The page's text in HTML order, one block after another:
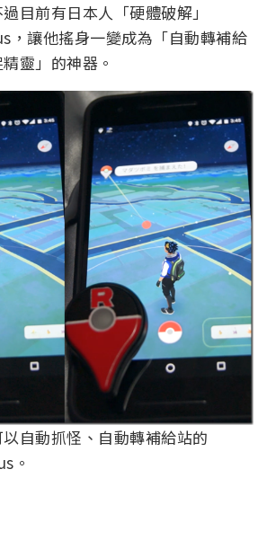
目前有日本人「硬體破解」
，讓他搖身一變成為「自動轉補給
靈」的神器。
自動抓怪、自動轉補給站的
。